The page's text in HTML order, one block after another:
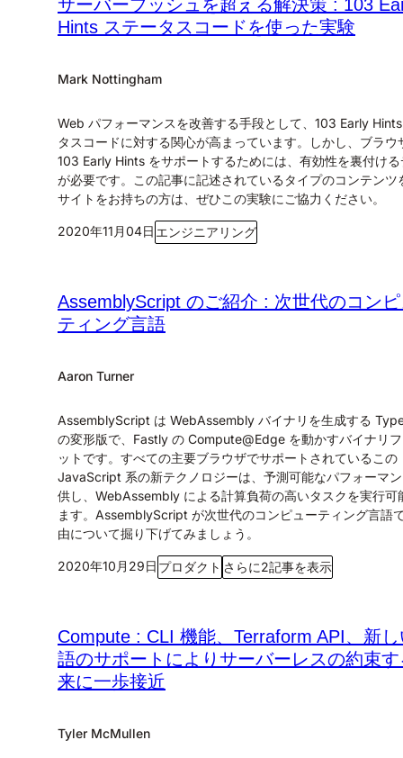
サーバープッシュを超える解決策 : 103
Hints ステータスコードを使った実験
Mark Nottingham
Web パフォーマンスを改善する手段として、103 Early
タスコードに対する関心が高まっています。しかし、ブラウ
103 Early Hints をサポートするためには、有効性を裏付け
が必要です。この記事に記述されているタイプのコンテンツ
サイトをお持ちの方は、ぜひこの実験にご協力ください。
2020年11月04日 エンジニアリング
AssemblyScript のご紹介 : 次世代のコン
ティング言語
Aaron Turner
AssemblyScript は WebAssembly バイナリを生成する
の変形版で、Fastly の Compute@Edge を動かすバイナリ
ットです。すべての主要ブラウザでサポートされているこの
JavaScript 系の新テクノロジーは、予測可能なパフォーマ
供し、WebAssembly による計算負荷の高いタスクを実行可
ます。AssemblyScript が次世代のコンピューティング言語
由について掘り下げてみましょう。
2020年10月29日 プロダクト さらに2記事を表示
Compute : CLI 機能、Terraform API、新
語のサポートによりサーバーレスの約束
来に一歩接近
Tyler McMullen